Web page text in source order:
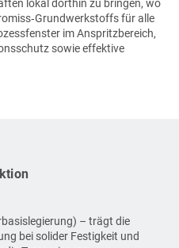
lokal dorthin zu bringen, wo
für alle
im Anspritzbereich,
sowie effektive
– trägt die
bei solider Festigkeit und